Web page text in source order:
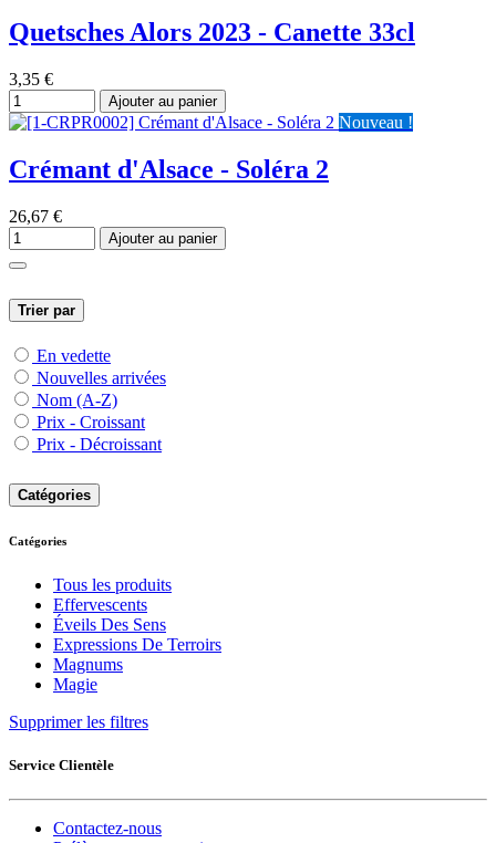
Quetsches Alors 2023 - Canette 33cl
3,35 €
Ajouter au panier
Nouveau !
Crémant d'Alsace - Soléra 2
26,67 €
Ajouter au panier
Trier par
En vedette
Nouvelles arrivées
Nom (A-Z)
Prix - Croissant
Prix - Décroissant
Catégories
Catégories
Tous les produits
Effervescents
Éveils Des Sens
Expressions De Terroirs
Magnums
Magie
Supprimer les filtres
Service Clientèle
Contactez-nous